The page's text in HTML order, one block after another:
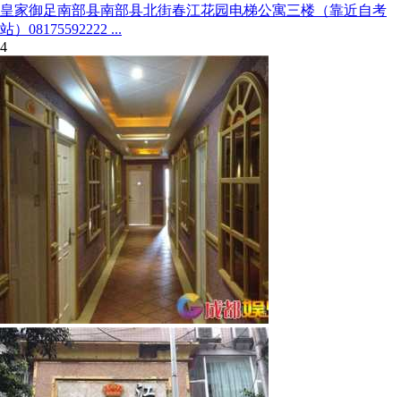
皇家御足南部县南部县北街春江花园电梯公寓三楼（靠近自考
站）08175592222 ...
4